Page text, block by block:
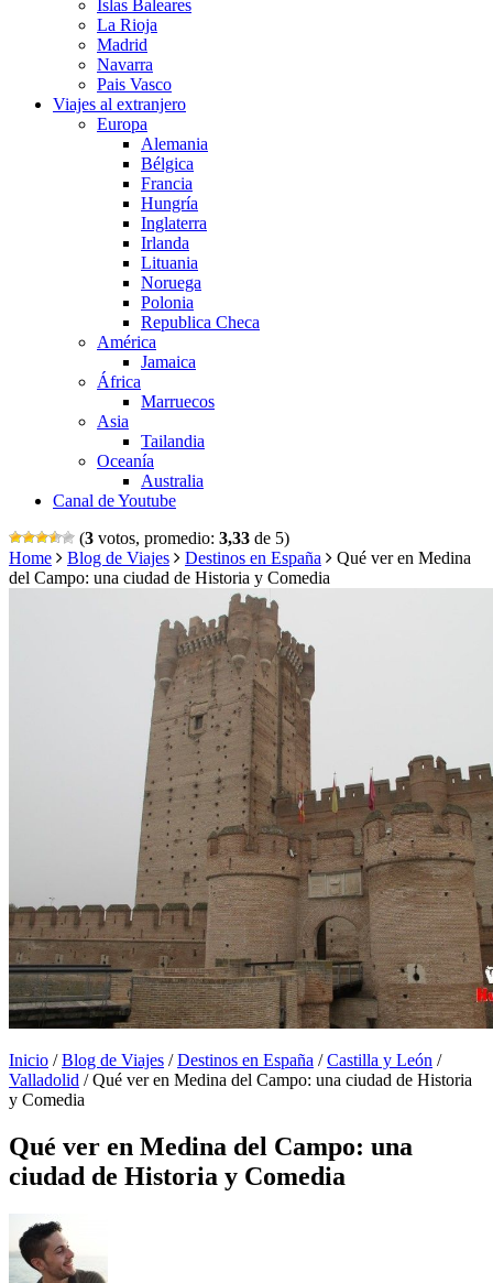
Islas Baleares
La Rioja
Madrid
Navarra
Pais Vasco
Viajes al extranjero
Europa
Alemania
Bélgica
Francia
Hungría
Inglaterra
Irlanda
Lituania
Noruega
Polonia
Republica Checa
América
Jamaica
África
Marruecos
Asia
Tailandia
Oceanía
Australia
Canal de Youtube
(3 votos, promedio: 3,33 de 5)
Home
Blog de Viajes Destinos en España
Qué ver en Medina
del Campo: una ciudad de Historia y Comedia
Inicio /Blog de Viajes /Destinos en España /Castilla y León /
Valladolid /Qué ver en Medina del Campo: una ciudad de Historia
y Comedia
Qué ver en Medina del Campo: una
ciudad de Historia y Comedia